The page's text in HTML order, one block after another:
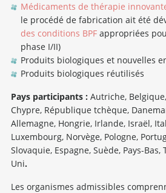
Médicaments de thérapie
le procédé de fabrication ait été
des conditions BPFappropriées
phase I/II)
Produits biologiques et nouvelles
Produits biologiques réutilisés
Pays participants : Autriche,
Chypre, République tchèque,
Allemagne, Hongrie, Irlande, Israël,
Luxembourg, Norvège, Pologne,
Slovaquie, Espagne, Suède, Pays-
Uni.
Les organismes admissibles